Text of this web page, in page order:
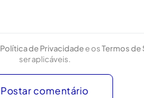
Política de Privacidadee osTermos de
ser aplicáveis.
Postar comentário